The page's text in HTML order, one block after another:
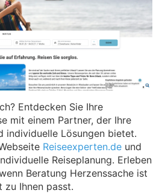
Entdecken Sie Ihre
mit einem Partner, der Ihre
individuelle Lösungen bietet.
Reiseexperten.de und
Reiseplanung. Erleben
Beratung Herzenssache ist
zu Ihnen passt.